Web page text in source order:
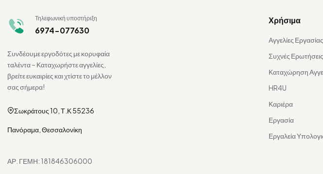
Τηλεφωνική υποστήριξη
6974-077630
Συνδέουμε εργοδότες με κορυφαία
ταλέντα – Καταχωρήστε αγγελίες,
βρείτε ευκαιρίες και χτίστε το μέλλον
σας σήμερα!
Σωκράτους 10, Τ.Κ 55236
Πανόραμα, Θεσσαλονίκη
ΑΡ. ΓΕΜΗ: 181846306000
Χρήσιμα
Αγγελίες Εργασίας
Συχνές
Καταχώρηση
HR4U
Καριέρα
Εργασία
Εργαλεία